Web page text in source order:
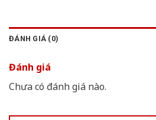
ĐÁNH GIÁ (0)
Đánh giá
Chưa có đánh giá nào.